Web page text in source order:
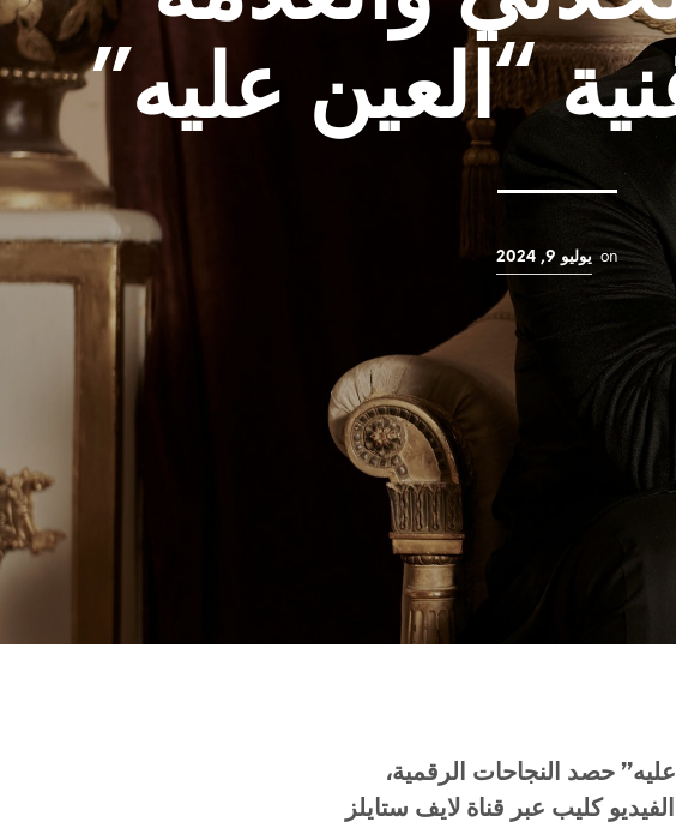
“العين عليه”
on يوليو 9, 2024
حصد النجاحات الرقمية،
كليب عبر قناة لايف ستايلز